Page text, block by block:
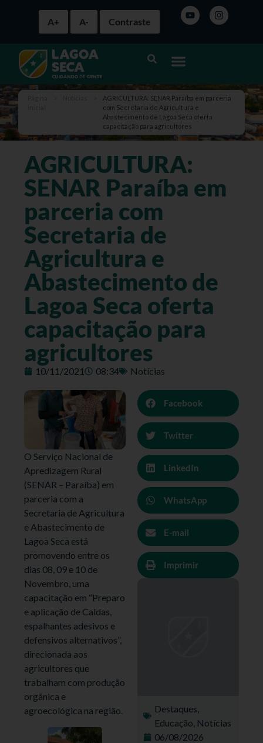
A+ A- Contraste
AGRICULTURA: SENAR Paraíba em parceria
com Secretaria de Agricultura e
Abastecimento de Lagoa Seca oferta
capacitação para agricultores
AGRICULTURA:
SENAR Paraíba em
parceria com
Secretaria de
Agricultura e
Abastecimento de
Lagoa Seca oferta
capacitação para
agricultores
10/11/2021 08:34 Notícias
O Serviço Nacional de
Apredizagem Rural
(SENAR – Paraíba) em
parceria com a
Secretaria de Agricultura
e Abastecimento de
Lagoa Seca está
promovendo entre os
dias 08, 09 e 10 de
Novembro, uma
capacitação em “Preparo
e aplicação de Caldas,
espalhantes adesivos e
defensivos alternativos”,
direcionada aos
agricultores que
trabalham com produção
orgânica e
agroecológica na região.
Facebook
Twitter
LinkedIn
WhatsApp
E-mail
Imprimir
Destaques,
Educação, Notícias
06/08/2026